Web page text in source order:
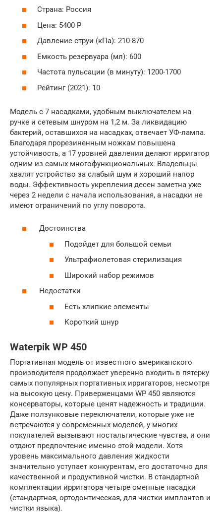
Страна: Россия
Цена: 5400 Р
Давление струи (кПа): 210-870
Емкость резервуара (мл): 600
Частота пульсации (в минуту): 1200-1700
Рейтинг (2021): 10
Модель с 7 насадками, удобным выключателем на
ручке и сетевым шнуром на 1,2 м. За ликвидацию
бактерий, оставшихся на насадках, отвечает УФ-лампа.
Благодаря прорезиненным ножкам повышена
устойчивость, а 17 уровней давления делают ирригатор
одним из самых многофункциональных. Владельцы
хвалят устройство за слабый шум и хороший напор
воды. Эффективность укрепления десен заметна уже
через 2 недели с начала использования, а насадки не
имеют ограничений по углу поворота.
Достоинства
Подойдет для большой семьи
Ультрафиолетовая стерилизация
Широкий набор режимов
Недостатки
Есть хлипкие элементы
Короткий шнур
Waterpik WP 450
Портативная модель от известного американского
производителя продолжает уверенно входить в пятерку
самых популярных портативных ирригаторов, несмотря
на высокую цену. Приверженцами WP 450 являются
консерваторы, которые ценят надежность и традиции.
Даже ползунковые переключатели, которые уже не
встречаются у современных моделей, у многих
покупателей вызывают ностальгические чувства, и они
отдают предпочтение именно этой модели. Хотя
уровень максимального давления жидкости
значительно уступает конкурентам, его достаточно для
качественной и продуктивной чистки. В стандартной
комплектации ирригатора четыре сменные насадки
(стандартная, ортодонтическая, для чистки имплантов и
чистки языка).